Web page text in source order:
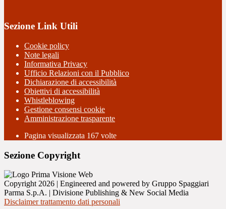
Sezione Link Utili
Cookie policy
Note legali
Informativa Privacy
Ufficio Relazioni con il Pubblico
Dichiarazione di accessibilità
Obiettivi di accessibilità
Whistleblowing
Gestione consensi cookie
Amministrazione trasparente
Pagina visualizzata 167 volte
Sezione Copyright
Copyright 2026 | Engineered and powered by Gruppo Spaggiari
Parma S.p.A. | Divisione Publishing & New Social Media
Disclaimer trattamento dati personali